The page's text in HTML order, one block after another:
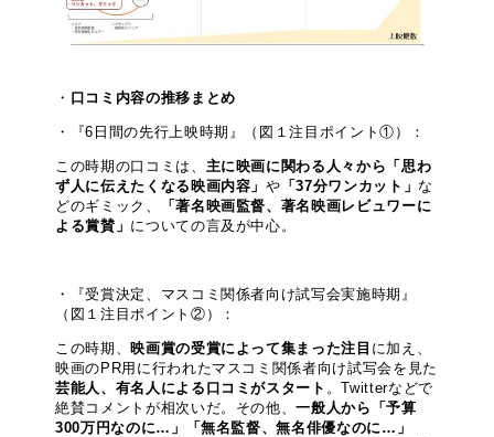
口コミ内容の推移まとめ
・『6日間の先行上映時期』（図１注目ポイント①）：
この時期の口コミは、 主に映画に関わる人々から「思わ
ず人に伝えたくなる映画内容」や 「37分ワンカット」な
どのギミック、
「著名映画監督、著名映画レビュワーに
よる賞賛」 についての言及が中心。
・『受賞決定、マスコミ関係者向け試写会実施時期』
（図１注目ポイント②）：
この時期、 映画賞の受賞によって集まった注目 に加え、
映画のPR用に行われたマスコミ関係者向け試写会を見た
芸能人、有名人による口コミがスタート 。Twitterなどで
絶賛コメントが相次いだ。その他、一般人から「予算
300万円なのに…」「無名監督、無名俳優なのに…」